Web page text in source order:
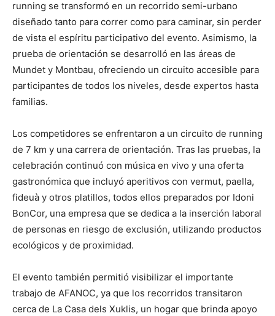
running se transformó en un recorrido semi-urbano
diseñado tanto para correr como para caminar, sin perder
de vista el espíritu participativo del evento. Asimismo, la
prueba de orientación se desarrolló en las áreas de
Mundet y Montbau, ofreciendo un circuito accesible para
participantes de todos los niveles, desde expertos hasta
familias.
Los competidores se enfrentaron a un circuito de running
de 7 km y una carrera de orientación. Tras las pruebas, la
celebración continuó con música en vivo y una oferta
gastronómica que incluyó aperitivos con vermut, paella,
fideuà y otros platillos, todos ellos preparados por Idoni
BonCor, una empresa que se dedica a la inserción laboral
de personas en riesgo de exclusión, utilizando productos
ecológicos y de proximidad.
El evento también permitió visibilizar el importante
trabajo de AFANOC, ya que los recorridos transitaron
cerca de La Casa dels Xuklis, un hogar que brinda apoyo